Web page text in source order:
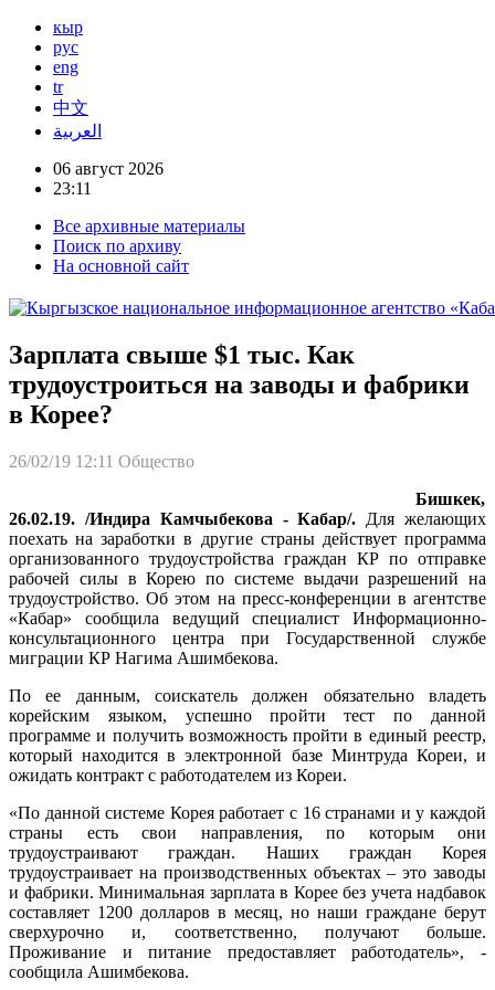
кыр
рус
eng
tr
中文
العربية
06 август 2026
23:11
Все архивные материалы
Поиск по архиву
На основной сайт
Зарплата свыше $1 тыс. Как
трудоустроиться на заводы и фабрики
в Корее?
26/02/19 12:11 Общество
Бишкек,
26.02.19. /Индира Камчыбекова - Кабар/. Для желающих
поехать на заработки в другие страны действует программа
организованного трудоустройства граждан КР по отправке
рабочей силы в Корею по системе выдачи разрешений на
трудоустройство. Об этом на пресс-конференции в агентстве
«Кабар» сообщила ведущий специалист Информационно-
консультационного центра при Государственной службе
миграции КР Нагима Ашимбекова.
По ее данным, соискатель должен обязательно владеть
корейским языком, успешно пройти тест по данной
программе и получить возможность пройти в единый реестр,
который находится в электронной базе Минтруда Кореи, и
ожидать контракт с работодателем из Кореи.
«По данной системе Корея работает с 16 странами и у каждой
страны есть свои направления, по которым они
трудоустраивают граждан. Наших граждан Корея
трудоустраивает на производственных объектах – это заводы
и фабрики. Минимальная зарплата в Корее без учета надбавок
составляет 1200 долларов в месяц, но наши граждане берут
сверхурочно и, соответственно, получают больше.
Проживание и питание предоставляет работодатель», -
сообщила Ашимбекова.